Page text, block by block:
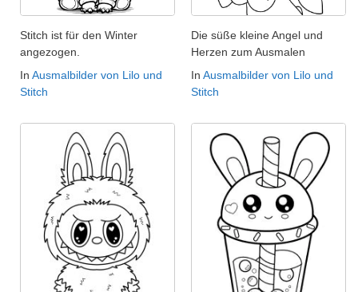
Stitch ist für den Winter
angezogen.
In Ausmalbilder von Lilo und
Stitch
Die süße kleine Angel und
Herzen zum Ausmalen
In Ausmalbilder von Lilo und
Stitch